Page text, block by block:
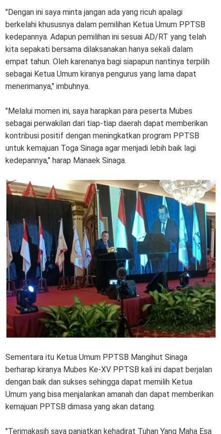
"Dengan ini saya minta jangan ada yang ricuh apalagi
berkelahi khususnya dalam pemilihan Ketua Umum PPTSB
kedepannya. Adapun pemilihan ini sesuai AD/RT yang telah
kita sepakati bersama dilaksanakan hanya sekali dalam
empat tahun. Oleh karenanya bagi siapapun nantinya terpilih
sebagai Ketua Umum kiranya pengurus yang lama dapat
menerimanya," imbuhnya.
"Melalui momen ini, saya harapkan para peserta Mubes
sebagai perwakilan dari tiap-tiap daerah dapat memberikan
kontribusi positif dengan meningkatkan program PPTSB
untuk kemajuan Toga Sinaga agar menjadi lebih baik lagi
kedepannya," harap Manaek Sinaga.
Sementara itu Ketua Umum PPTSB Mangihut Sinaga
berharap kiranya Mubes Ke-XV PPTSB kali ini dapat berjalan
dengan baik dan sukses sehingga dapat memilih Ketua
Umum yang bisa menjalankan amanah dan dapat memberikan
kemajuan PPTSB dimasa yang akan datang.
"Terimakasih saya panjatkan kehadirat Tuhan Yang Maha Esa